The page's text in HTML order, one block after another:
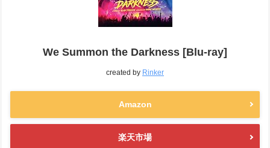
We Summon the Darkness [Blu-ray]
created by Rinker
Amazon
楽天市場